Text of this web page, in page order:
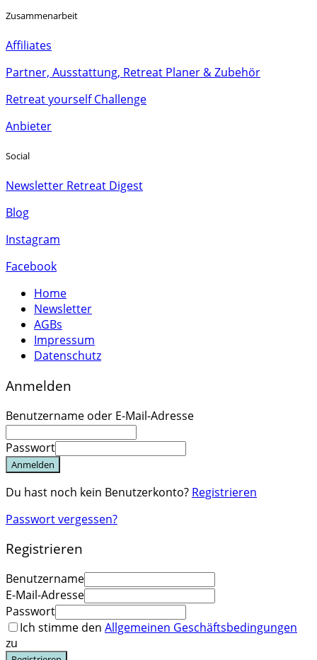
Zusammenarbeit
Affiliates
Partner, Ausstattung, Retreat Planer & Zubehör
Retreat yourself Challenge
Anbieter
Social
Newsletter Retreat Digest
Blog
Instagram
Facebook
Home
Newsletter
AGBs
Impressum
Datenschutz
Anmelden
Benutzername oder E-Mail-Adresse
Passwort
Anmelden
Du hast noch kein Benutzerkonto? Registrieren
Passwort vergessen?
Registrieren
Benutzername
E-Mail-Adresse
Passwort
Ich stimme den Allgemeinen Geschäftsbedingungen
zu